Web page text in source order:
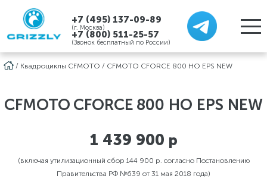
+7 (495) 137-09-89
(г. Москва)
+7 (800) 511-25-57
(Звонок бесплатный по России)
/ Квадроциклы CFMOTO / CFMOTO CFORCE 800 HO EPS NEW
CFMOTO CFORCE 800 HO EPS NEW
1 439 900 р
(включая утилизационный сбор 144 900 р. согласно Постановлению
Правительства РФ №639 от 31 мая 2018 года)